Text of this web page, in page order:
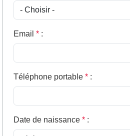
Email * :
Téléphone portable * :
Date de naissance * :